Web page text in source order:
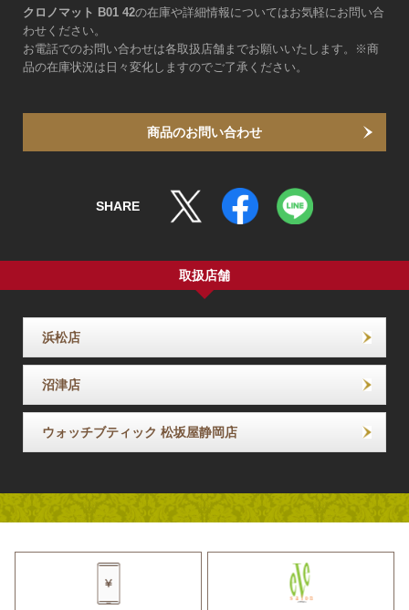
クロノマット B01 42の在庫や詳細情報についてはお気軽にお問い合
わせください。
お電話でのお問い合わせは各取扱店舗までお願いいたします。※商
品の在庫状況は日々変化しますのでご了承ください。
商品のお問い合わせ
SHARE
取扱店舗
浜松店
沼津店
ウォッチブティック 松坂屋静岡店